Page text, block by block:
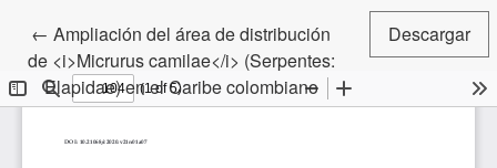
←Volver a los detalles del artículo
Ampliación del área de distribución
de <i>Micrurus camilae</i> (Serpentes:
Elapidae) en el Caribe colombiano
Descargar